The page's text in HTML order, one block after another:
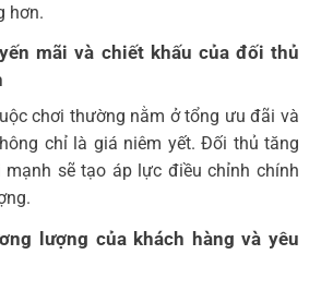
hơn.
mãi và chiết khấu của đối thủ
chơi thường nằm ở tổng ưu đãi và
chỉ là giá niêm yết. Đối thủ tăng
mạnh sẽ tạo áp lực điều chỉnh chính
lượng của khách hàng và yêu